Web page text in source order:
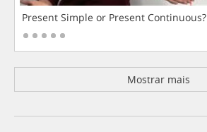
Present Simple or Present Continuous?
Mostrar mais